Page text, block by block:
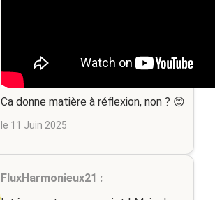
Ca donne matière à réflexion, non ? 😊
le 11 Juin 2025
FluxHarmonieux21 :